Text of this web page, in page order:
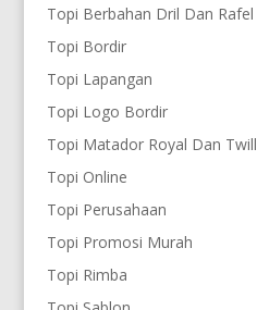
Topi Berbahan Dril Dan Rafel
Topi Bordir
Topi Lapangan
Topi Logo Bordir
Topi Matador Royal Dan Twill
Topi Online
Topi Perusahaan
Topi Promosi Murah
Topi Rimba